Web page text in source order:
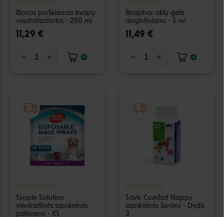
Biocos purškiamas kvapų
neutralizatorius - 250 ml
11,29 €
Beaphar akių gelis
augintiniams - 5 ml
11,49 €
Simple Solution
vienkartinės sauskelnės
patinams - XS
Savic Comfort Nappy
sauskelnės šunims - Dydis
3